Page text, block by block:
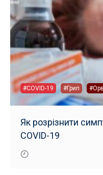
#COVID-19 #Грип
Як розрізнити
COVID-19